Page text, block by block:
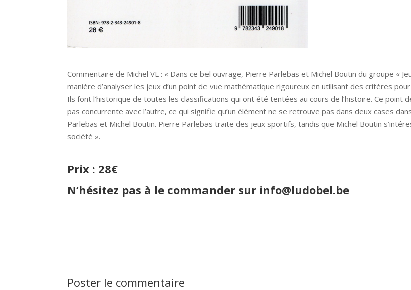
Commentaire de Michel VL : « Dans ce bel ouvrage, Pierre Parlebas et Michel Boutin du groupe «
manière d’analyser les jeux d’un point de vue mathématique rigoureux en utilisant des critères
Ils font l’historique de toutes les classifications qui ont été tentées au cours de l’histoire. Ce point
pas concurrente avec l’autre, ce qui signifie qu’un élément ne se retrouve pas dans deux cases
Parlebas et Michel Boutin. Pierre Parlebas traite des jeux sportifs, tandis que Michel Boutin
société ».
Prix : 28€
N’hésitez pas à le commander sur info@ludobel.be
Poster le commentaire